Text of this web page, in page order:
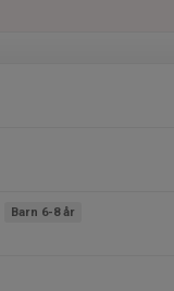
Barn 6-8 år